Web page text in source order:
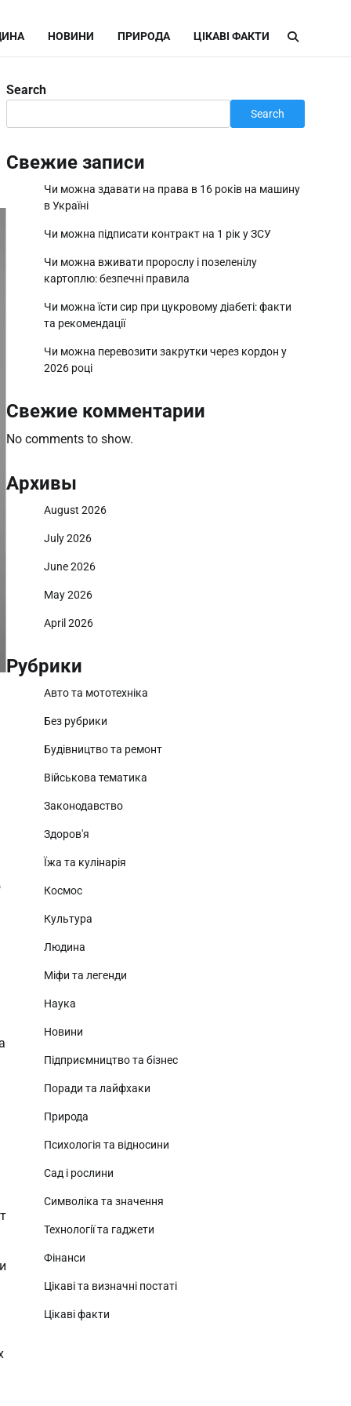
НОВИНИ ПРИРОДА ЦІКАВІ ФАКТИ
Search
Search
Свежие записи
Чи можна здавати на права в 16 років на машину
в Україні
Чи можна підписати контракт на 1 рік у ЗСУ
Чи можна вживати пророслу і позеленілу
картоплю: безпечні правила
Чи можна їсти сир при цукровому діабеті: факти
та рекомендації
Чи можна перевозити закрутки через кордон у
2026 році
Свежие комментарии
No comments to show.
Архивы
August 2026
July 2026
June 2026
May 2026
April 2026
Рубрики
Авто та мототехніка
Без рубрики
Будівництво та ремонт
Військова тематика
Законодавство
Здоров'я
Їжа та кулінарія
Космос
Культура
Людина
Міфи та легенди
Наука
Новини
Підприємництво та бізнес
Поради та лайфхаки
Природа
Психологія та відносини
Сад і рослини
Символіка та значення
Технології та гаджети
Фінанси
Цікаві та визначні постаті
Цікаві факти